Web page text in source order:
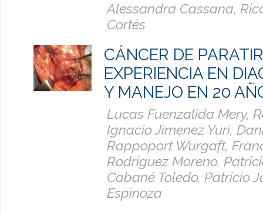
Alessandra Cassana,
Cortés
CÁNCER DE
EXPERIENCIA EN
Y MANEJO EN 20
Lucas Fuenzalida Mery,
Ignacio Jimenez Yuri,
Rappoport Wurgaft,
Rodriguez Moreno,
Cabané Toledo, Patricio
Espinoza